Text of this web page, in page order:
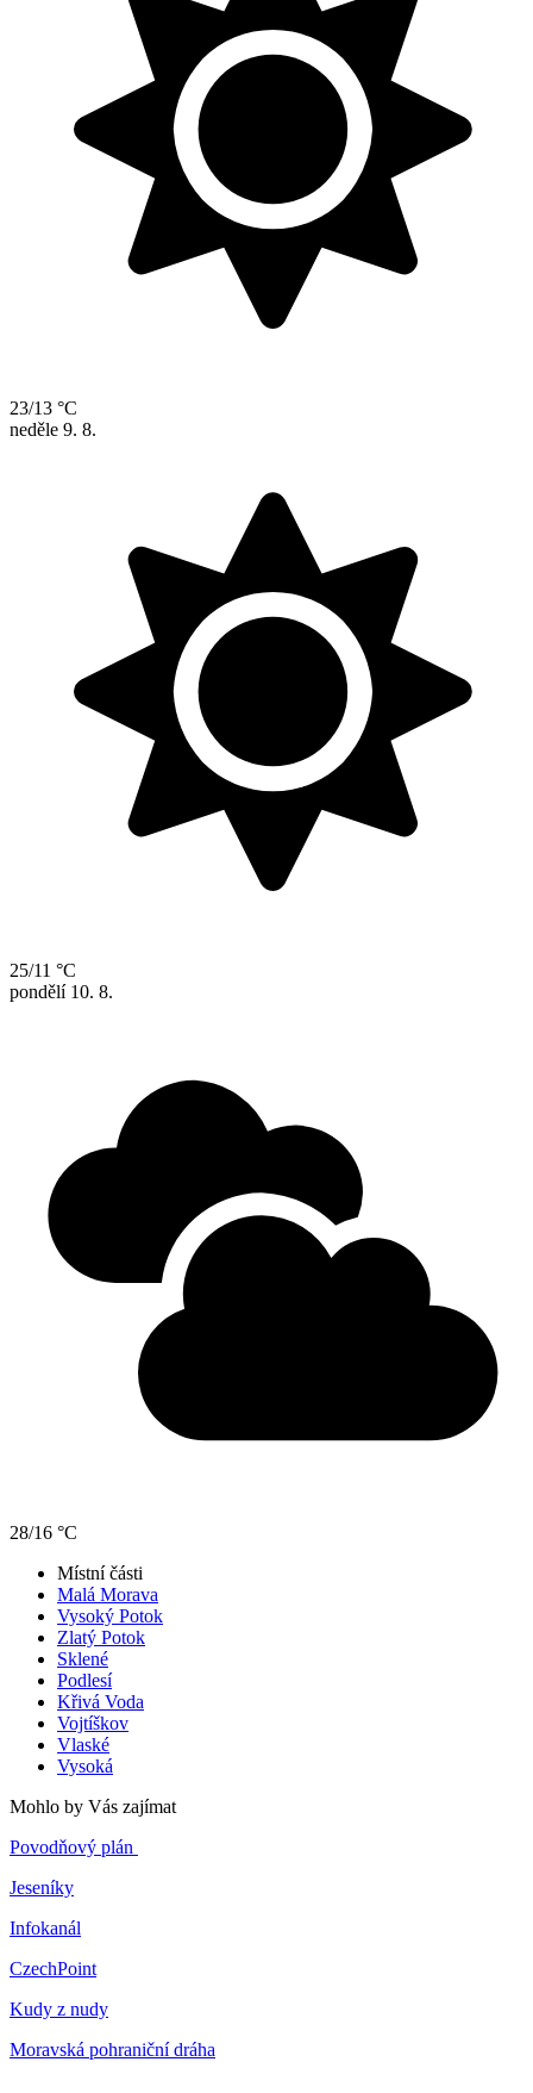
23/13 °C
neděle 9. 8.
25/11 °C
pondělí 10. 8.
28/16 °C
Místní části
Malá Morava
Vysoký Potok
Zlatý Potok
Sklené
Podlesí
Křivá Voda
Vojtíškov
Vlaské
Vysoká
Mohlo by Vás zajímat
Povodňový plán
Jeseníky
Infokanál
CzechPoint
Kudy z nudy
Moravská pohraniční dráha